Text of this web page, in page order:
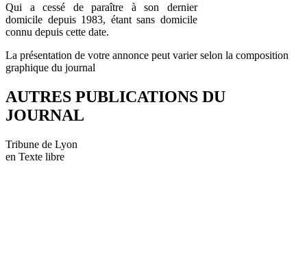
Qui a cessé de paraître à son dernier
domicile depuis 1983, étant sans domicile
connu depuis cette date.
La présentation de votre annonce peut varier selon la composition
graphique du journal
AUTRES PUBLICATIONS DU
JOURNAL
Tribune de Lyon
en Texte libre